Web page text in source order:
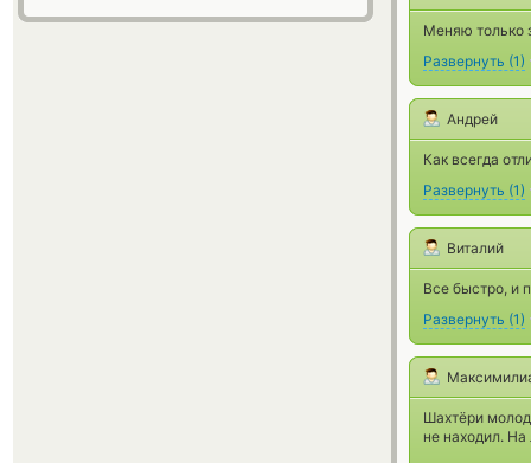
Меняю только
Развернуть (1)
Андрей
Как всегда
Развернуть (1)
Виталий
Все быстро, и
Развернуть (1)
Шахтёри
не находил. На